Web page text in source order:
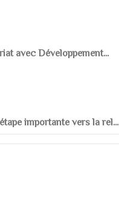
avec Développement...
importante vers la rel...